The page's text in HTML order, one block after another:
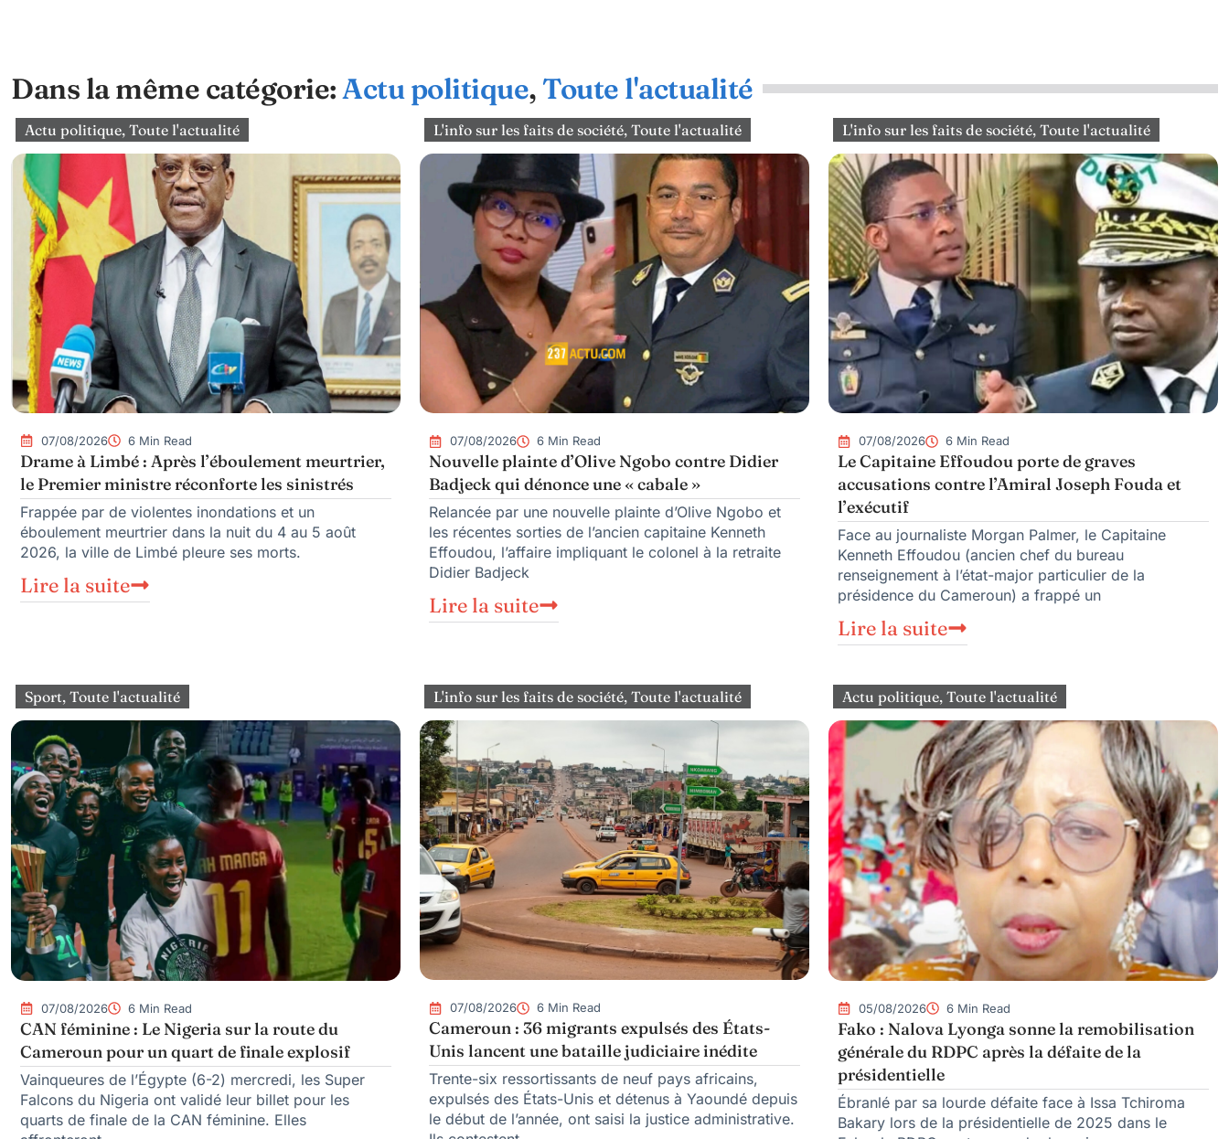
Dans la même catégorie:Actu politique, Toute l'actualité
Actu politique, Toute l'actualité
07/08/2026 6 Min Read
Drame à Limbé : Après l’éboulement meurtrier,
le Premier ministre réconforte les sinistrés
Frappée par de violentes inondations et un
éboulement meurtrier dans la nuit du 4 au 5 août
2026, la ville de Limbé pleure ses morts.
Lire la suite
L'info sur les faits de société, Toute l'actualité
07/08/2026 6 Min Read
Nouvelle plainte d’Olive Ngobo contre Didier
Badjeck qui dénonce une « cabale »
Relancée par une nouvelle plainte d’Olive Ngobo et
les récentes sorties de l’ancien capitaine Kenneth
Effoudou, l’affaire impliquant le colonel à la retraite
Didier Badjeck
Lire la suite
L'info sur les faits de société, Toute l'actualité
07/08/2026 6 Min Read
Le Capitaine Effoudou porte de graves
accusations contre l’Amiral Joseph Fouda et
l’exécutif
Face au journaliste Morgan Palmer, le Capitaine
Kenneth Effoudou (ancien chef du bureau
renseignement à l’état-major particulier de la
présidence du Cameroun) a frappé un
Lire la suite
Sport, Toute l'actualité
07/08/2026 6 Min Read
CAN féminine : Le Nigeria sur la route du
Cameroun pour un quart de finale explosif
Vainqueures de l’Égypte (6-2) mercredi, les Super
Falcons du Nigeria ont validé leur billet pour les
quarts de finale de la CAN féminine. Elles
L'info sur les faits de société, Toute l'actualité
07/08/2026 6 Min Read
Cameroun : 36 migrants expulsés des États-
Unis lancent une bataille judiciaire inédite
Trente-six ressortissants de neuf pays africains,
expulsés des États-Unis et détenus à Yaoundé depuis
le début de l’année, ont saisi la justice administrative.
Actu politique, Toute l'actualité
05/08/2026 6 Min Read
Fako : Nalova Lyonga sonne la remobilisation
générale du RDPC après la défaite de la
présidentielle
Ébranlé par sa lourde défaite face à Issa Tchiroma
Bakary lors de la présidentielle de 2025 dans le